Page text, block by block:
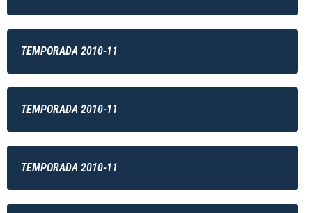
TEMPORADA 2010-11
TEMPORADA 2010-11
TEMPORADA 2010-11